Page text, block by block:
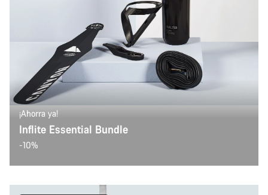
¡Ahorra ya!
Inflite Essential Bundle
-10%